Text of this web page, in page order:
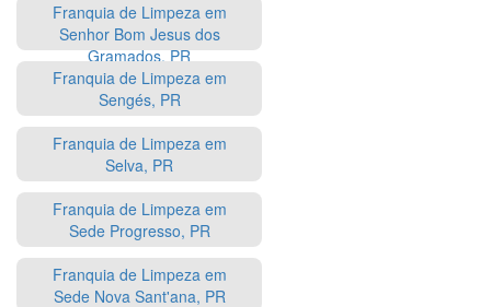
Franquia de Limpeza em
Senhor Bom Jesus dos
Gramados, PR
Franquia de Limpeza em
Sengés, PR
Franquia de Limpeza em
Selva, PR
Franquia de Limpeza em
Sede Progresso, PR
Franquia de Limpeza em
Sede Nova Sant'ana, PR